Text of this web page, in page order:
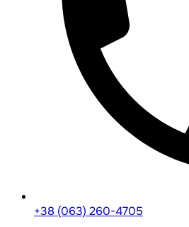
+38 (063) 260-4705